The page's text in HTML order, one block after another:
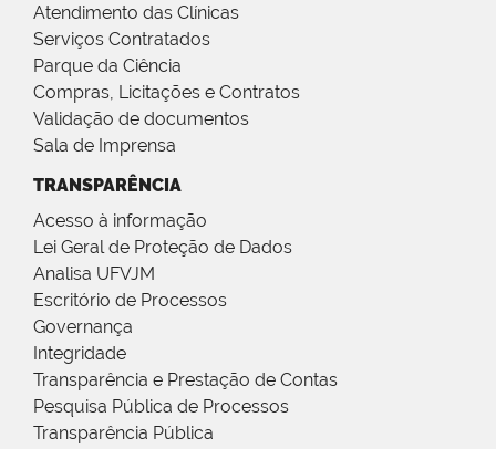
Atendimento das Clínicas
Serviços Contratados
Parque da Ciência
Compras, Licitações e Contratos
Validação de documentos
Sala de Imprensa
TRANSPARÊNCIA
Acesso à informação
Lei Geral de Proteção de Dados
Analisa UFVJM
Escritório de Processos
Governança
Integridade
Transparência e Prestação de Contas
Pesquisa Pública de Processos
Transparência Pública